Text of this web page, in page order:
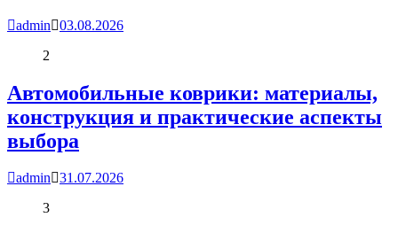
admin
03.08.2026
2
Автомобильные коврики: материалы,
конструкция и практические аспекты
выбора
admin 31.07.2026
3